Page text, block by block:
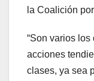
la Coalición
“Son varios
acciones
clases, ya sea